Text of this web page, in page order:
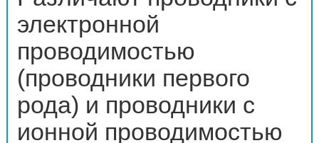
электронной
проводимостью
(проводники первого
рода) и проводники с
ионной проводимостью